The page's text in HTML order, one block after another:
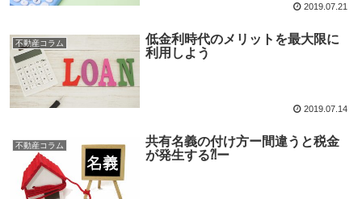
2019.07.21
不動産コラム
低金利時代のメリットを最大限に
利用しよう
2019.07.14
不動産コラム
共有名義の付け方ー間違うと税金
が発生する⁈ー